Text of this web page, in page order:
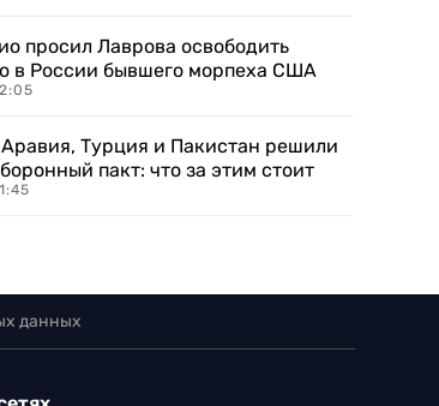
просил Лаврова освободить
в России бывшего морпеха США
Турция и Пакистан решили
пакт: что за этим стоит
данных